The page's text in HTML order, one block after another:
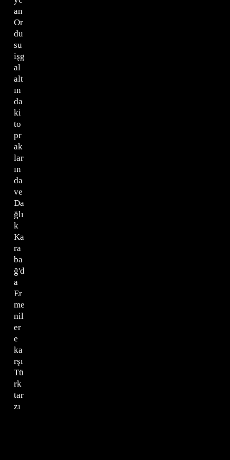
an
Or
du
su
işg
al
alt
ın
da
ki
to
pr
ak
lar
ın
da
ve
Da
ğlı
k
Ka
ra
ba
ğ'd
a
Er
me
nil
er
e
ka
rşı
Tü
rk
tar
zı